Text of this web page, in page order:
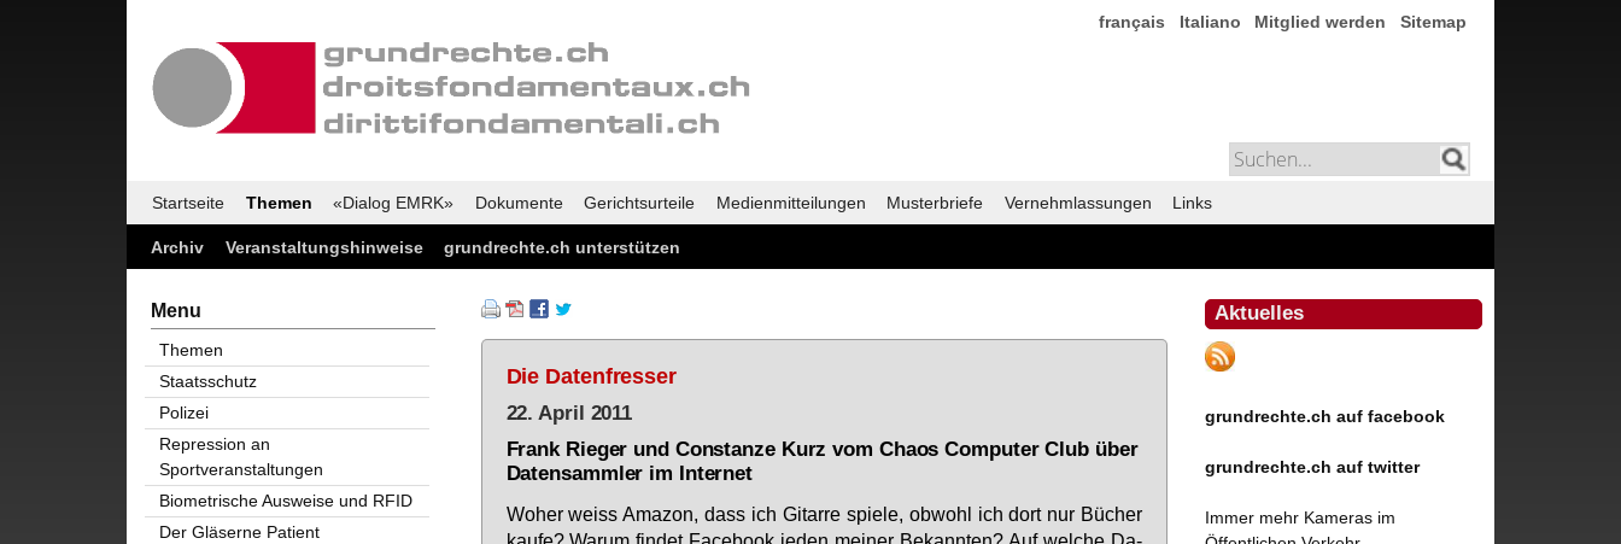
français Italiano Mitglied werden Sitemap
Startseite Themen «Dialog EMRK» Dokumente Gerichtsurteile Medienmitteilungen Musterbriefe Vernehmlassungen Links
Archiv Veranstaltungshinweise grundrechte.ch unterstützen
Die Datenfresser
22. April 2011
Frank Rieger und Constanze Kurz vom Chaos Computer Club über
Datensammler im Internet
Wo­her weiss Ama­zon, dass ich Gi­tar­re spie­le, ob­wohl ich dort nur Bü­cher
Aktuelles
grundrechte.ch auf facebook
grundrechte.ch auf twitter
Immer mehr Kameras im
Menu
Themen
Staatsschutz
Polizei
Repression an
Sportveranstaltungen
Biometrische Ausweise und RFID
Der Gläserne Patient